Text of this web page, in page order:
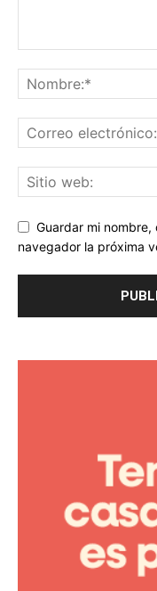
Guardar mi
navegador la próxima